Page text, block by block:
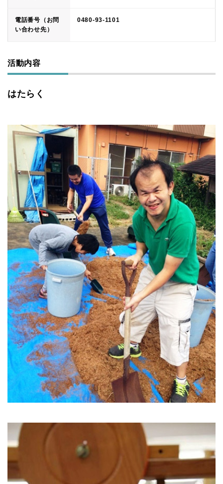
電話番号（お問
い合わせ先）
0480-93-1101
活動内容
はたらく